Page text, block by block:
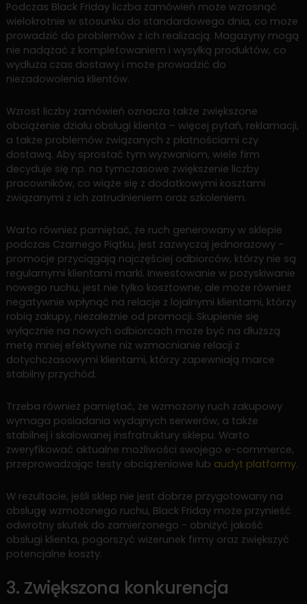
Podczas Black Friday liczba zamówień może wzrosnąć
wielokrotnie w stosunku do standardowego dnia, co może
prowadzić do problemów z ich realizacją. Magazyny mogą
nie nadążać z kompletowaniem i wysyłką produktów, co
wydłuża czas dostawy i może prowadzić do
niezadowolenia klientów.
Wzrost liczby zamówień oznacza także zwiększone
obciążenie działu obsługi klienta – więcej pytań, reklamacji,
a także problemów związanych z płatnościami czy
dostawą. Aby sprostać tym wyzwaniom, wiele firm
decyduje się np. na tymczasowe zwiększenie liczby
pracowników, co wiąże się z dodatkowymi kosztami
związanymi z ich zatrudnieniem oraz szkoleniem.
Warto również pamiętać, że ruch generowany w sklepie
podczas Czarnego Piątku, jest zazwyczaj jednorazowy -
promocje przyciągają najczęściej odbiorców, którzy nie są
regularnymi klientami marki. Inwestowanie w pozyskiwanie
nowego ruchu, jest nie tylko kosztowne, ale może również
negatywnie wpłynąć na relacje z lojalnymi klientami, którzy
robią zakupy, niezależnie od promocji. Skupienie się
wyłącznie na nowych odbiorcach może być na dłuższą
metę mniej efektywne niż wzmacnianie relacji z
dotychczasowymi klientami, którzy zapewniają marce
stabilny przychód.
Trzeba również pamiętać, że wzmożony ruch zakupowy
wymaga posiadania wydajnych serwerów, a także
stabilnej i skalowanej insfratruktury sklepu. Warto
zweryfikować aktualne możliwości swojego e-commerce,
przeprowadzając testy obciążeniowe lub audyt platformy.
W rezultacie, jeśli sklep nie jest dobrze przygotowany na
obsługę wzmożonego ruchu, Black Friday może przynieść
odwrotny skutek do zamierzonego - obniżyć jakość
obsługi klienta, pogorszyć wizerunek firmy oraz zwiększyć
potencjalne koszty.
3. Zwiększona konkurencja